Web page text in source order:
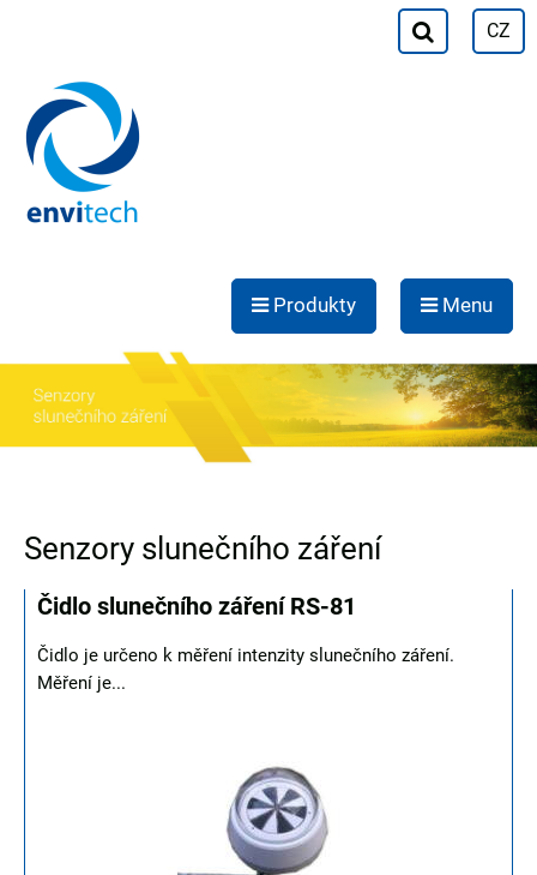
CZ
Produkty Menu
Senzory slunečního záření
Čidlo slunečního záření RS-81
Čidlo je určeno k měření intenzity slunečního záření.
Měření je...